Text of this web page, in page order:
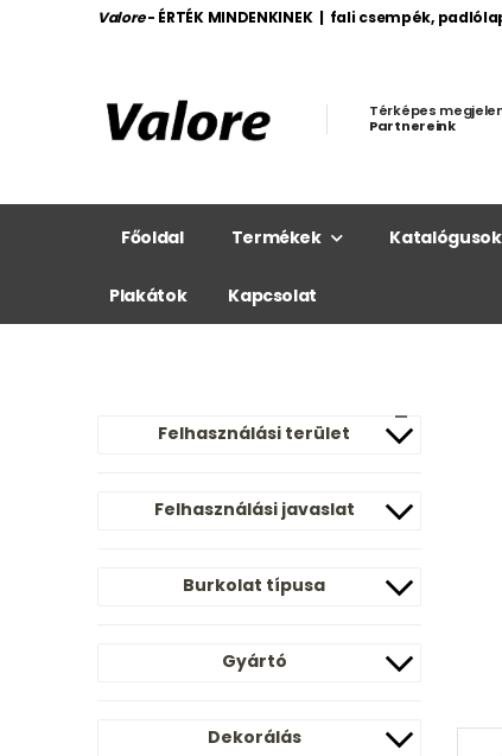
Valore - ÉRTÉK MINDENKINEK | fali csempék,
Térképes
Partnereink
Főoldal Termékek Katalógusok
Plakátok Kapcsolat
Felhasználási terület
Felhasználási javaslat
Burkolat típusa
Gyártó
Dekorálás